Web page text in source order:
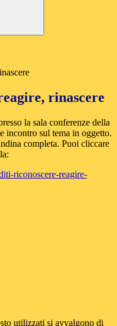
rinascere
la sala conferenze della
incontro sul tema in oggetto.
completa. Puoi cliccare
riconoscere-reagire-
utilizzati si avvalgono di